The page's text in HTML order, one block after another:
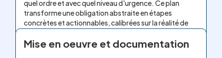
quel ordre et avec quel niveau d'urgence. Ce plan
transforme une obligation abstraite en étapes
concrètes et actionnables, calibrées sur la réalité de
Mise en oeuvre et documentation